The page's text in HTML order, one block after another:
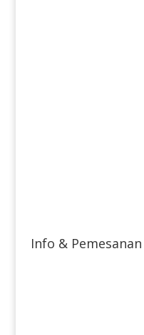
Info & Pemesanan